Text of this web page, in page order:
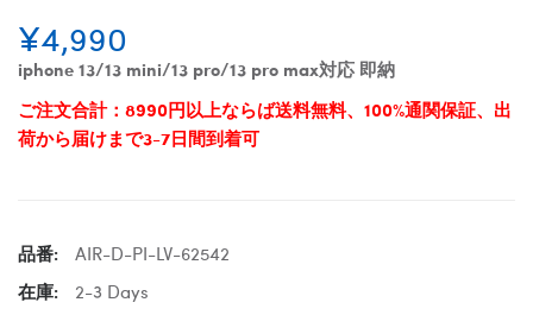
¥4,990
iphone 13/13 mini/13 pro/13 pro max対応 即納
ご注文合計：8990円以上ならば送料無料、100%通関保証、出
荷から届けまで3-7日間到着可
品番:
AIR-D-PI-LV-62542
在庫:
2-3 Days